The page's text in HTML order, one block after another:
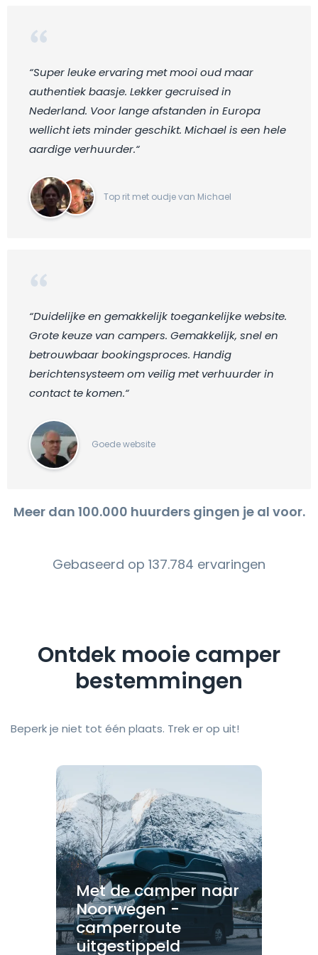
“Super leuke ervaring met mooi oud maar
authentiek baasje. Lekker gecruised in
Nederland. Voor lange afstanden in Europa
wellicht iets minder geschikt. Michael is een hele
aardige verhuurder.“
Top rit met oudje van Michael
“Duidelijke en gemakkelijk toegankelijke website.
Grote keuze van campers. Gemakkelijk, snel en
betrouwbaar bookingsproces. Handig
berichtensysteem om veilig met verhuurder in
contact te komen.“
Goede website
Meer dan 100.000 huurders gingen je al voor.
Gebaseerd op 137.784 ervaringen
Ontdek mooie camper
bestemmingen
Beperk je niet tot één plaats. Trek er op uit!
Met de camper naar
Noorwegen -
camperroute
uitgestippeld